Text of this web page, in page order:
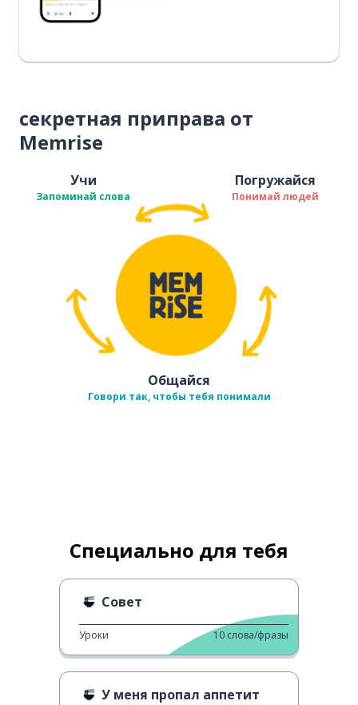
секретная приправа от
Memrise
Учи
Запоминай слова
Погружайся
Понимай людей
Общайся
Говори так, чтобы тебя понимали
Специально для тебя
Совет
Уроки 10 слова/фразы
У меня пропал аппетит